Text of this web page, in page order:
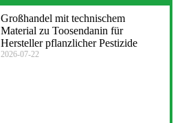
Großhandel mit technischem
Material zu Toosendanin für
Hersteller pflanzlicher Pestizide
2026-07-22